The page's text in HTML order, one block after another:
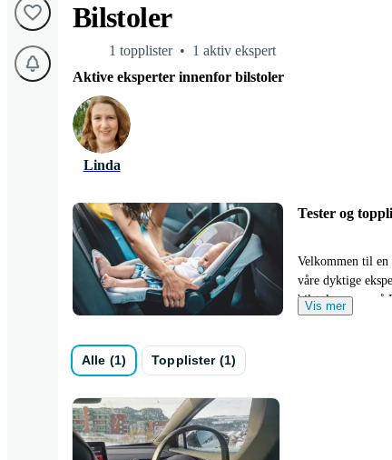
Bilstoler
1 topplister
1 aktiv ekspert
Aktive eksperter innenfor bilstoler
Linda
Tester og
Velkommen til en
våre dyktige
bilstolgrupper på
Vis mer
Alle (1) Topplister (1)